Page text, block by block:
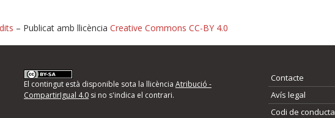
d'errors
següents i descriviu quina és la millora que
– Publicat amb llicència Creative Commons CC-BY 4.0
El contingut està disponible sota la llicència Atribució -
CompartirIgual 4.0si no s'indica el contrari.
Contacte
Avís legal
Codi de conducta